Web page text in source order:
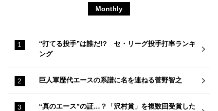
Monthly
“打てる投手”は誰だ!? セ・リーグ投手打率ランキ
ング
巨人軍歴代エースの系譜に名を連ねる菅野智之
“真のエース”の証…？「沢村賞」を複数回受賞した